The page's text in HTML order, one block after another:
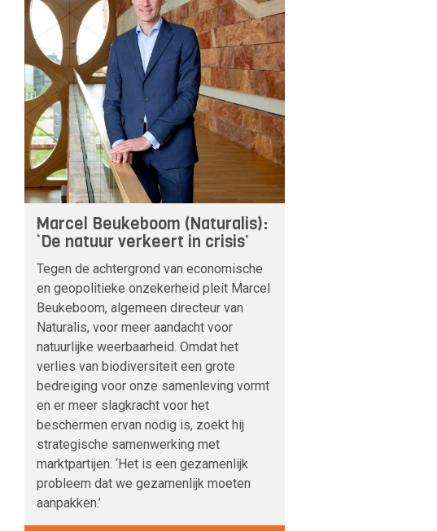
Marcel Beukeboom (Naturalis):
‘De natuur verkeert in crisis’
Tegen de achtergrond van economische
en geopolitieke onzekerheid pleit Marcel
Beukeboom, algemeen directeur van
Naturalis, voor meer aandacht voor
natuurlijke weerbaarheid. Omdat het
verlies van biodiversiteit een grote
bedreiging voor onze samenleving vormt
en er meer slagkracht voor het
beschermen ervan nodig is, zoekt hij
strategische samenwerking met
marktpartijen. ‘Het is een gezamenlijk
probleem dat we gezamenlijk moeten
aanpakken.’